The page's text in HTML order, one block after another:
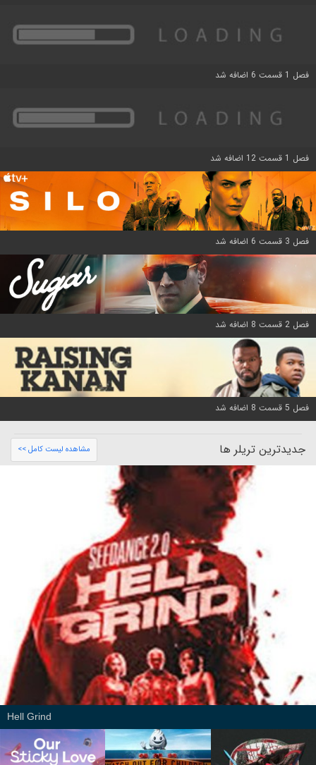
فصل 1 قسمت 6 اضافه شد
فصل 1 قسمت 12 اضافه شد
فصل 3 قسمت 6 اضافه شد
فصل 2 قسمت 8 اضافه شد
فصل 5 قسمت 8 اضافه شد
جدیدترین تریلر ها مشاهده لیست کامل >>
Hell Grind